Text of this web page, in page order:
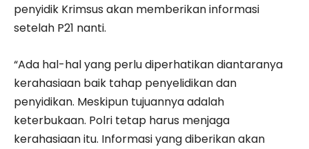
penyidik Krimsus akan memberikan informasi
setelah P21 nanti.
“Ada hal-hal yang perlu diperhatikan diantaranya
kerahasiaan baik tahap penyelidikan dan
penyidikan. Meskipun tujuannya adalah
keterbukaan. Polri tetap harus menjaga
kerahasiaan itu. Informasi yang diberikan akan